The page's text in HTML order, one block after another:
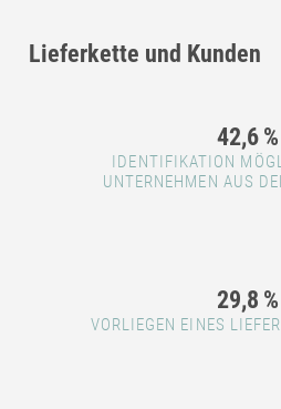
Lieferkette und Kunden
42,6 %
IDENTIFIKATION
UNTERNEHMEN AUS
29,8 %
VORLIEGEN EINES